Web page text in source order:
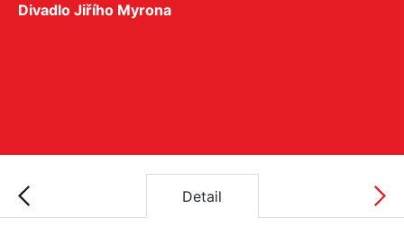
Divadlo Jiřího Myrona
Detail